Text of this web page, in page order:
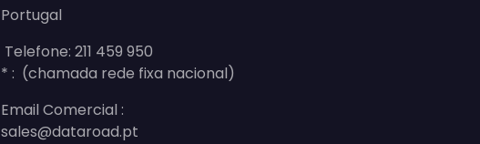
Portugal
Telefone: 211 459 950
* : (chamada rede fixa nacional)
Email Comercial :
sales@dataroad.pt